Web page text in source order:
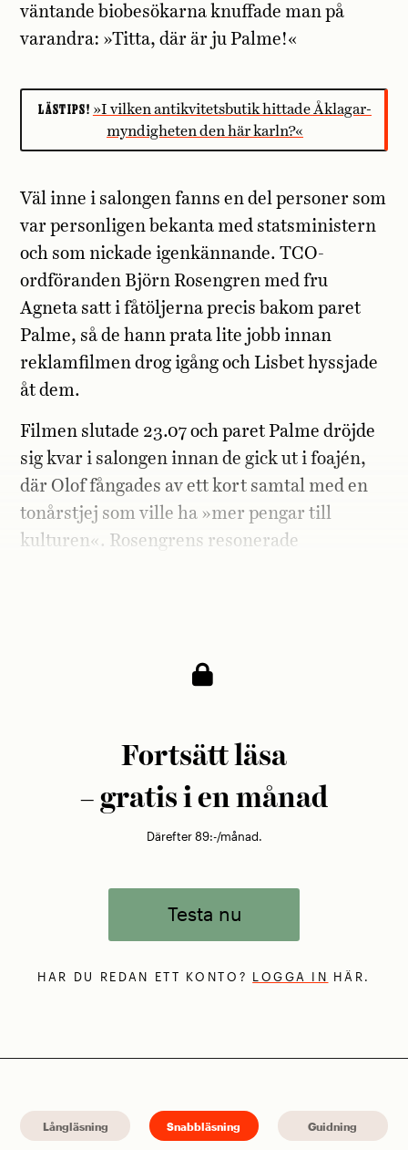
väntande biobesökarna knuffade man på
varandra: »Titta, där är ju Palme!«
LÄSTIPS! »I vilken antikvitets­butik hittade Åklagar­
myndigheten den här karln?«
Väl inne i salongen fanns en del personer som
var personligen bekanta med statsministern
och som nickade igenkännande. TCO-
ordföranden Björn Rosengren med fru
Agneta satt i fåtöljerna precis bakom paret
Palme, så de hann prata lite jobb innan
reklamfilmen drog igång och Lisbet hyssjade
åt dem.
Filmen slutade 23.07 och paret Palme dröjde
sig kvar i salongen innan de gick ut i foajén,
där Olof fångades av ett kort samtal med en
tonårstjej som ville ha »mer pengar till
kulturen«. Rosengrens resonerade
Fortsätt läsa
– gratis i en månad
Därefter 89:-/månad.
Testa nu
HAR DU REDAN ETT KONTO? LOGGA IN HÄR.
Långläsning Snabbläsning Guidning